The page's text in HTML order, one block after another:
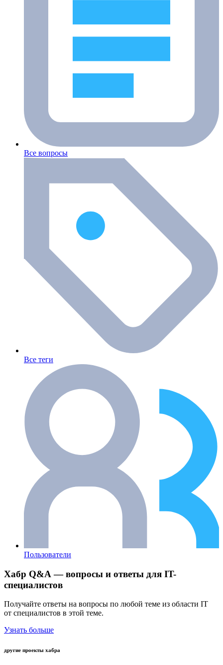
Все вопросы
Все теги
Пользователи
Хабр Q&A — вопросы и ответы для IT-
специалистов
Получайте ответы на вопросы по любой теме из области IT
от специалистов в этой теме.
Узнать больше
другие проекты хабра